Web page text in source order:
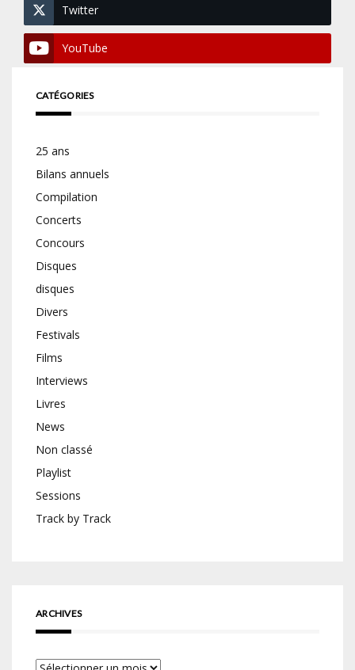
Twitter
YouTube
CATÉGORIES
25 ans
Bilans annuels
Compilation
Concerts
Concours
Disques
disques
Divers
Festivals
Films
Interviews
Livres
News
Non classé
Playlist
Sessions
Track by Track
ARCHIVES
Archives